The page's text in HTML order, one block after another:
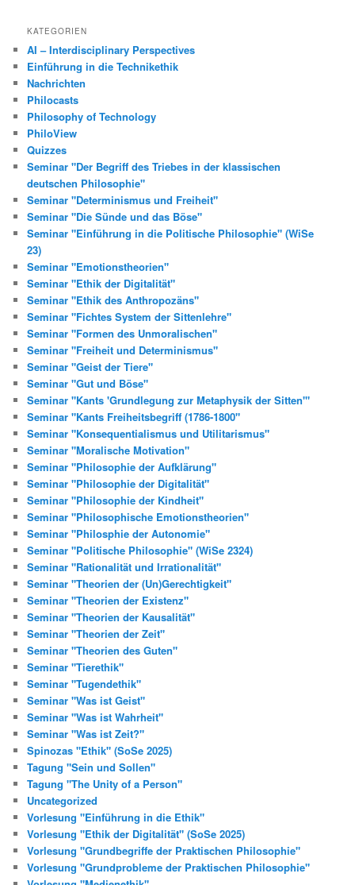
KATEGORIEN
AI – Interdisciplinary Perspectives
Einführung in die Technikethik
Nachrichten
Philocasts
Philosophy of Technology
PhiloView
Quizzes
Seminar "Der Begriff des Triebes in der klassischen
deutschen Philosophie"
Seminar "Determinismus und Freiheit"
Seminar "Die Sünde und das Böse"
Seminar "Einführung in die Politische Philosophie" (WiSe
23)
Seminar "Emotionstheorien"
Seminar "Ethik der Digitalität"
Seminar "Ethik des Anthropozäns"
Seminar "Fichtes System der Sittenlehre"
Seminar "Formen des Unmoralischen"
Seminar "Freiheit und Determinismus"
Seminar "Geist der Tiere"
Seminar "Gut und Böse"
Seminar "Kants 'Grundlegung zur Metaphysik der Sitten'"
Seminar "Kants Freiheitsbegriff (1786-1800"
Seminar "Konsequentialismus und Utilitarismus"
Seminar "Moralische Motivation"
Seminar "Philosophie der Aufklärung"
Seminar "Philosophie der Digitalität"
Seminar "Philosophie der Kindheit"
Seminar "Philosophische Emotionstheorien"
Seminar "Philosphie der Autonomie"
Seminar "Politische Philosophie" (WiSe 2324)
Seminar "Rationalität und Irrationalität"
Seminar "Theorien der (Un)Gerechtigkeit"
Seminar "Theorien der Existenz"
Seminar "Theorien der Kausalität"
Seminar "Theorien der Zeit"
Seminar "Theorien des Guten"
Seminar "Tierethik"
Seminar "Tugendethik"
Seminar "Was ist Geist"
Seminar "Was ist Wahrheit"
Seminar "Was ist Zeit?"
Spinozas "Ethik" (SoSe 2025)
Tagung "Sein und Sollen"
Tagung "The Unity of a Person"
Uncategorized
Vorlesung "Einführung in die Ethik"
Vorlesung "Ethik der Digitalität" (SoSe 2025)
Vorlesung "Grundbegriffe der Praktischen Philosophie"
Vorlesung "Grundprobleme der Praktischen Philosophie"